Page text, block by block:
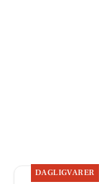
DAGLIGVARER